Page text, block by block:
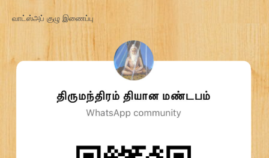
வாட்ஸ்அப் குழு இணைப்பு